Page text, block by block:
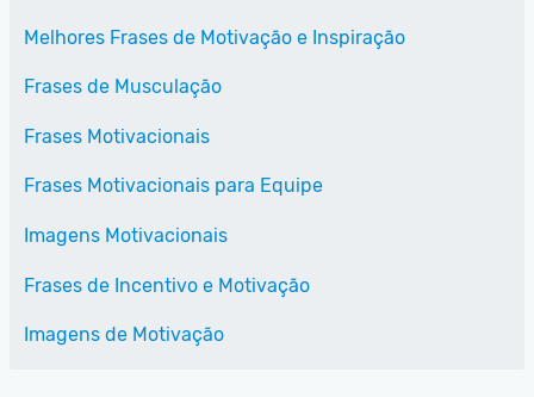
Melhores Frases de Motivação e Inspiração
Frases de Musculação
Frases Motivacionais
Frases Motivacionais para Equipe
Imagens Motivacionais
Frases de Incentivo e Motivação
Imagens de Motivação